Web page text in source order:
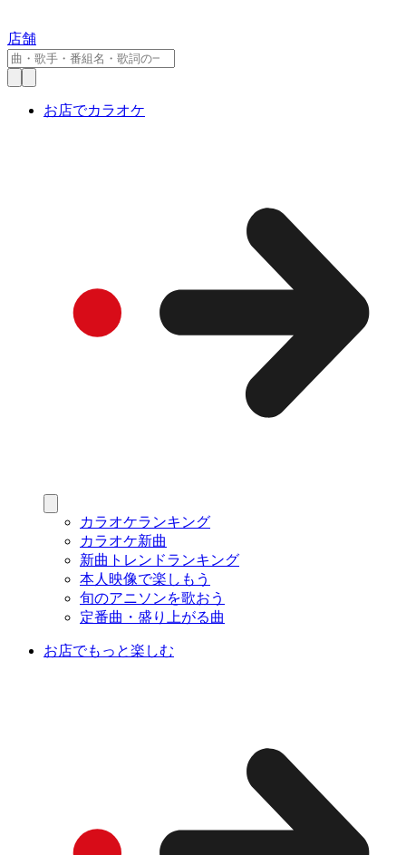
店舗
お店でカラオケ
カラオケランキング
カラオケ新曲
新曲トレンドランキング
本人映像で楽しもう
旬のアニソンを歌おう
定番曲・盛り上がる曲
お店でもっと楽しむ